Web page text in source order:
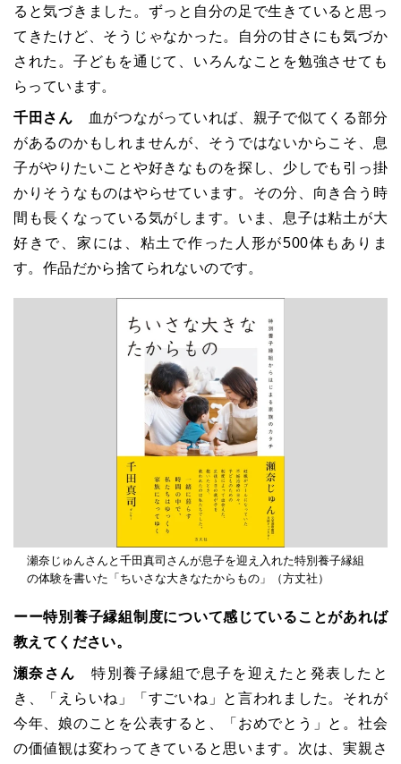
ると気づきました。ずっと自分の足で生きていると思っ
てきたけど、そうじゃなかった。自分の甘さにも気づか
された。子どもを通じて、いろんなことを勉強させても
らっています。
千田さん
血がつながっていれば、親子で似てくる部分
があるのかもしれませんが、そうではないからこそ、息
子がやりたいことや好きなものを探し、少しでも引っ掛
かりそうなものはやらせています。その分、向き合う時
間も長くなっている気がします。いま、息子は粘土が大
好きで、家には、粘土で作った人形が500体もありま
す。作品だから捨てられないのです。
瀬奈じゅんさんと千田真司さんが息子を迎え入れた特別養子縁組
の体験を書いた「ちいさな大きなたからもの」（方丈社）
ーー特別養子縁組制度について感じていることがあれば
教えてください。
瀬奈さん特別養子縁組で息子を迎えたと発表したと
き、
「 えらいね 」 「 すごいね 」
と言われました。それが
今年、娘のことを公表すると、「おめでとう 」 と。社会
の価値観は変わってきていると思います。次は、実親さ